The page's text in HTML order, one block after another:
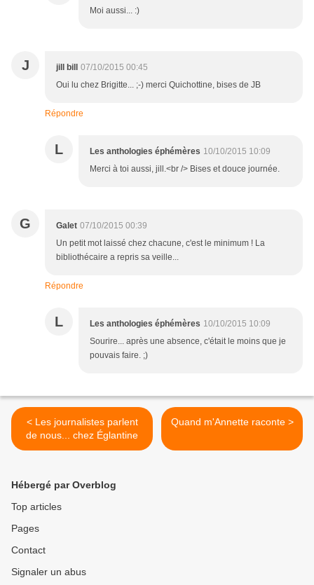
Moi aussi... :)
J jill bill
07/10/2015 00:45
Oui lu chez Brigitte... ;-) merci Quichottine, bises de JB
Répondre
L Les anthologies éphémères 10/10/2015 10:09
Merci à toi aussi, jill.<br /> Bises et douce journée.
G Galet 07/10/2015 00:39
Un petit mot laissé chez chacune, c'est le minimum ! La
bibliothécaire a repris sa veille...
Répondre
L Les anthologies éphémères 10/10/2015 10:09
Sourire... après une absence, c'était le moins que je
pouvais faire. ;)
< Les journalistes parlent
de nous... chez Églantine
Quand m'Annette raconte >
Hébergé par Overblog
Top articles
Pages
Contact
Signaler un abus